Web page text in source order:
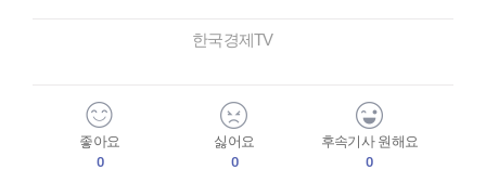
한국경제TV
좋아요
0
싫어요
0
후속기사 원해요
0